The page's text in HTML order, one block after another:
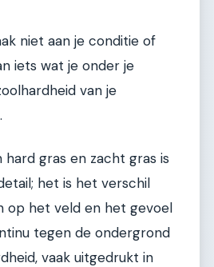
niet aan je conditie of
iets wat je onder je
van je
hard gras en zacht gras is
het is het verschil
op het veld en het gevoel
tegen de ondergrond
vaak uitgedrukt in